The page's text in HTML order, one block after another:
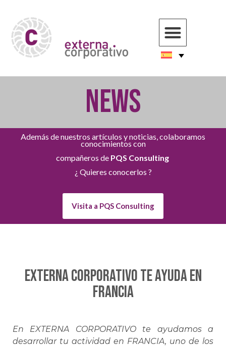
NEWS
Además de nuestros artículos y noticias, colaboramos
conocimientos con
compañeros de PQS Consulting
¿ Quieres conocerlos ?
Visita a PQS Consulting
EXTERNA CORPORATIVO te ayuda en
FRANCIA
En EXTERNA CORPORATIVO te ayudamos a
desarrollar tu actividad en FRANCIA, uno de los